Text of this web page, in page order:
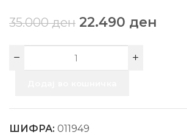
35.000ден 22.490 ден
ШИФРА: 011949